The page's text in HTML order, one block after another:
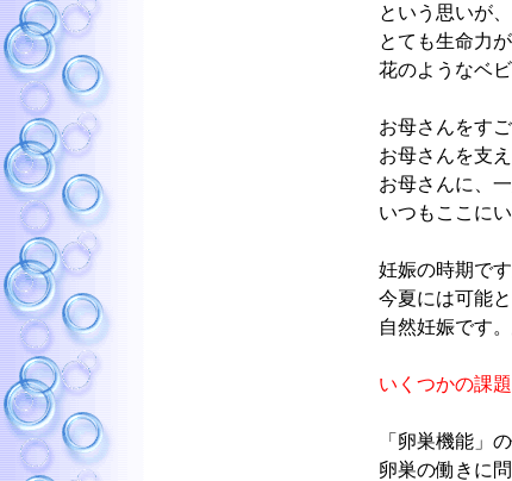
という思いが
とても生命力
花のようなベ
お母さんをす
お母さんを支
お母さんに、
いつもここに
妊娠の時期です
今夏には可能
自然妊娠です
いくつかの課
「卵巣機能」
卵巣の働きに